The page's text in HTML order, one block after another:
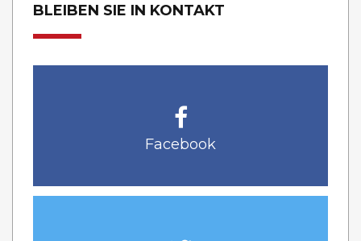
BLEIBEN SIE IN KONTAKT
Facebook